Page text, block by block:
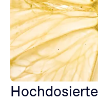
Made with ♥ in